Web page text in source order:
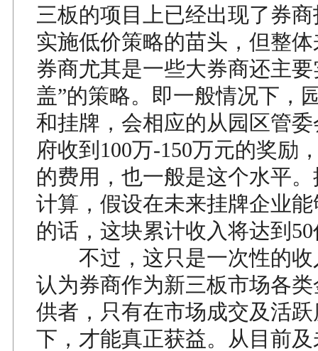
三板的项目上已经出现了券商
实施低价策略的苗头，但整
券商尤其是一些大券商还主
盖”的策略。即一般情况下，
和挂牌，会相应的从园区管
府收到100万-150万元的奖励
的费用，也一般是这个水平
计算，假设在未来挂牌企业能
的话，这块累计收入将达到
不过，这只是一次性的收
认为券商作为新三板市场各
供者，只有在市场成交及活
下，才能真正获益。从目前